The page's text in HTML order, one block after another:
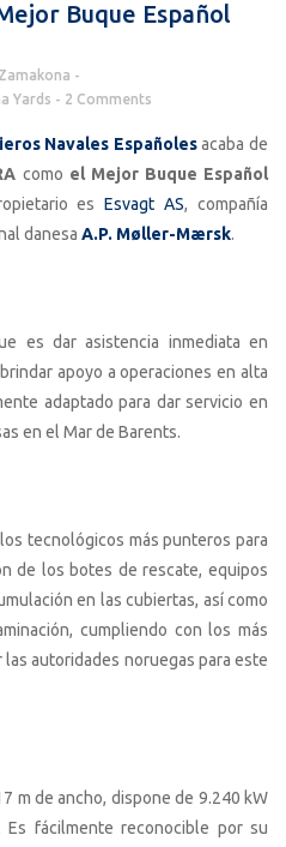
Buque Español
Yards 2 Comments
Navales Españolesacaba de
como el Mejor Buque Español
esEsvagt AS, compañía
danesa A.P. Møller-Mærsk.
es dar asistencia inmediata en
apoyo a operaciones en alta
adaptado para dar servicio en
en el Mar de Barents.
tecnológicos más punteros para
de los botes de rescate, equipos
en las cubiertas, así como
cumpliendo con los más
autoridades noruegas para este
m de ancho, dispone de 9.240 kW
Es fácilmente reconocible por su